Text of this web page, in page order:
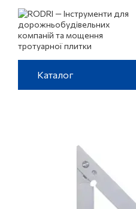
Перейти до основного контенту
Каталог